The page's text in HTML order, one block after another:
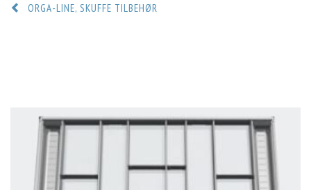
ORGA-LINE, SKUFFE TILBEHØR